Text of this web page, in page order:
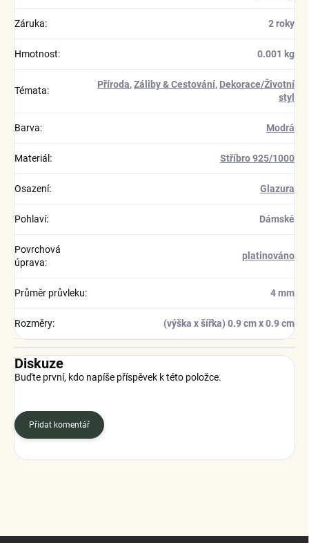
Záruka: 2 roky
Hmotnost: 0.001 kg
Témata:
Příroda,Záliby & Cestování, Dekorace/Životní
styl
Barva: Modrá
Materiál : Stříbro 925/1000
Osazení: Glazura
Pohlaví: Dámské
Povrchová
úprava:
platinováno
Průměr průvleku: 4 mm
Rozměry: (výška x šířka) 0.9 cm x 0.9 cm
Diskuze
Buďte první, kdo napíše příspěvek k této položce.
Přidat komentář